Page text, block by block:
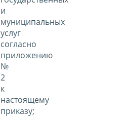
и
муниципальных
услуг
согласно
приложению
№
2
к
настоящему
приказу;